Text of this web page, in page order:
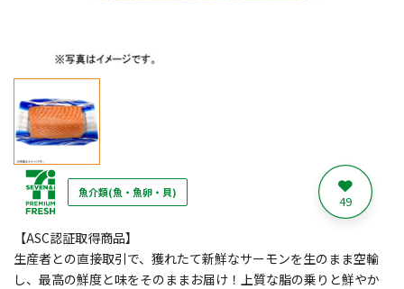
魚介類(魚・魚卵・貝) 49
【ASC認証取得商品】
生産者との直接取引で、獲れたて新鮮なサーモンを生のまま空輸
し、最高の鮮度と味をそのままお届け！上質な脂の乗りと鮮やか